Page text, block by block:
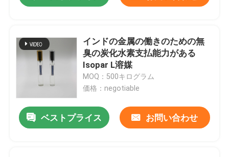
インドの金属の働きのための無
臭の炭化水素支払能力がある
Isopar L溶媒
MOQ：500キログラム
価格：negotiable
ベストプライス お問い合わせ